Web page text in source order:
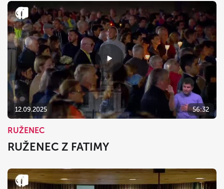
12.09.2025 56:32
RUŽENEC
RUŽENEC Z FATIMY